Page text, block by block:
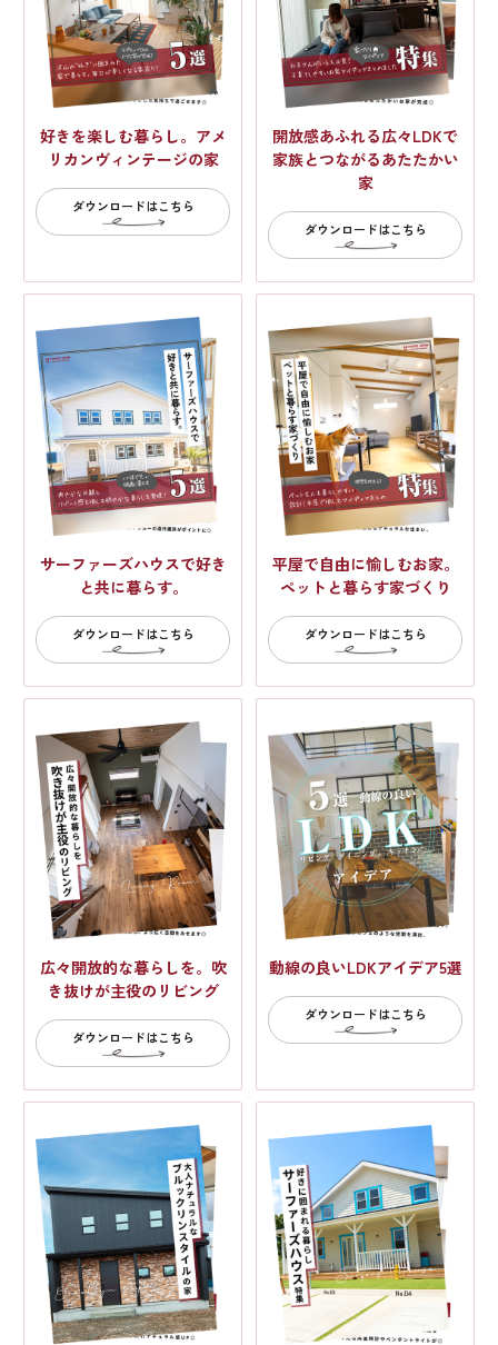
好きを楽しむ暮らし。アメ
リカンヴィンテージの家
ダウンロードはこちら
開放感あふれる広々LDKで
家族とつながるあたたかい
家
ダウンロードはこちら
サーファーズハウスで好き
と共に暮らす。
ダウンロードはこちら
平屋で自由に愉しむお家。
ペットと暮らす家づくり
ダウンロードはこちら
広々開放的な暮らしを。吹
き抜けが主役のリビング
ダウンロードはこちら
動線の良いLDKアイデア5選
ダウンロードはこちら